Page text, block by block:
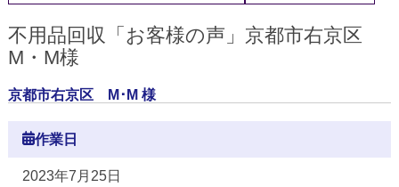
不用品回収「お客様の声」京都市右京区
M・M様
京都市右京区 M･M 様
作業日
2023年7月25日